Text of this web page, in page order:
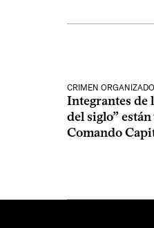
CRIMEN ORGANIZADO
Integrantes de
del siglo”
Comando